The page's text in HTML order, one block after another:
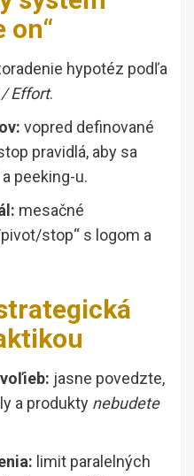
on“
hypotéz podľa
Effort.
vopred definované
pravidlá, aby sa
peeking-u.
mesačné
stop“ s logom a
jasne povedzte,
a produkty nebudete
limit paralelných